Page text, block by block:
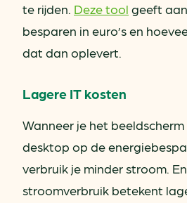
te rijden. Deze tool geeft
besparen in euro’s en
dat dan oplevert.
Lagere IT kosten
Wanneer je het
desktop op de
verbruik je minder stroom.
stroomverbruik betekent